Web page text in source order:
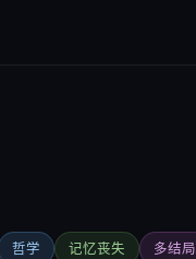
哲学 记忆丧失
多结局